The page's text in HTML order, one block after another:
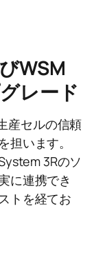
WSM
レード
産セルの信頼
います。
3Rのソ
に連携でき
トを経てお